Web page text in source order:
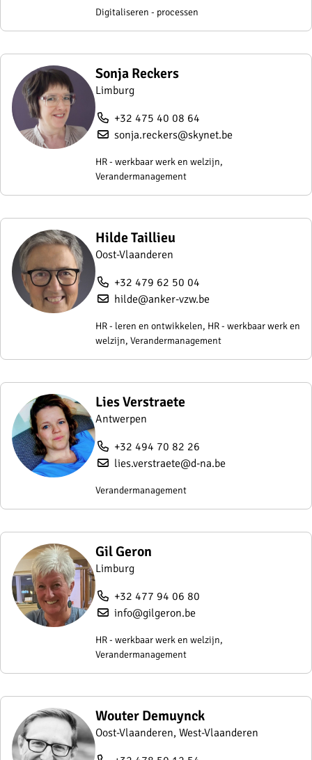
Digitaliseren - processen
Sonja Reckers
Limburg
+32 475 40 08 64
sonja.reckers@skynet.be
HR - werkbaar werk en welzijn,
Verandermanagement
Hilde Taillieu
Oost-Vlaanderen
+32 479 62 50 04
hilde@anker-vzw.be
HR - leren en ontwikkelen, HR - werkbaar werk en
welzijn, Verandermanagement
Lies Verstraete
Antwerpen
+32 494 70 82 26
lies.verstraete@d-na.be
Verandermanagement
Gil Geron
Limburg
+32 477 94 06 80
info@gilgeron.be
HR - werkbaar werk en welzijn,
Verandermanagement
Wouter Demuynck
Oost-Vlaanderen, West-Vlaanderen